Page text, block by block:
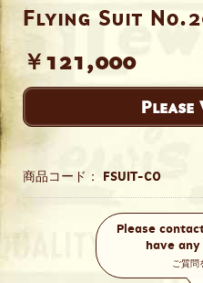
Flying Suit
￥121,000
Please
商品コード： FSUIT-CO
Please
have
ご質問